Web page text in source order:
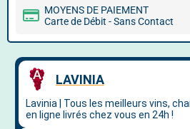
MOYENS DE PAIEMENT
Carte de Débit - Sans Contact